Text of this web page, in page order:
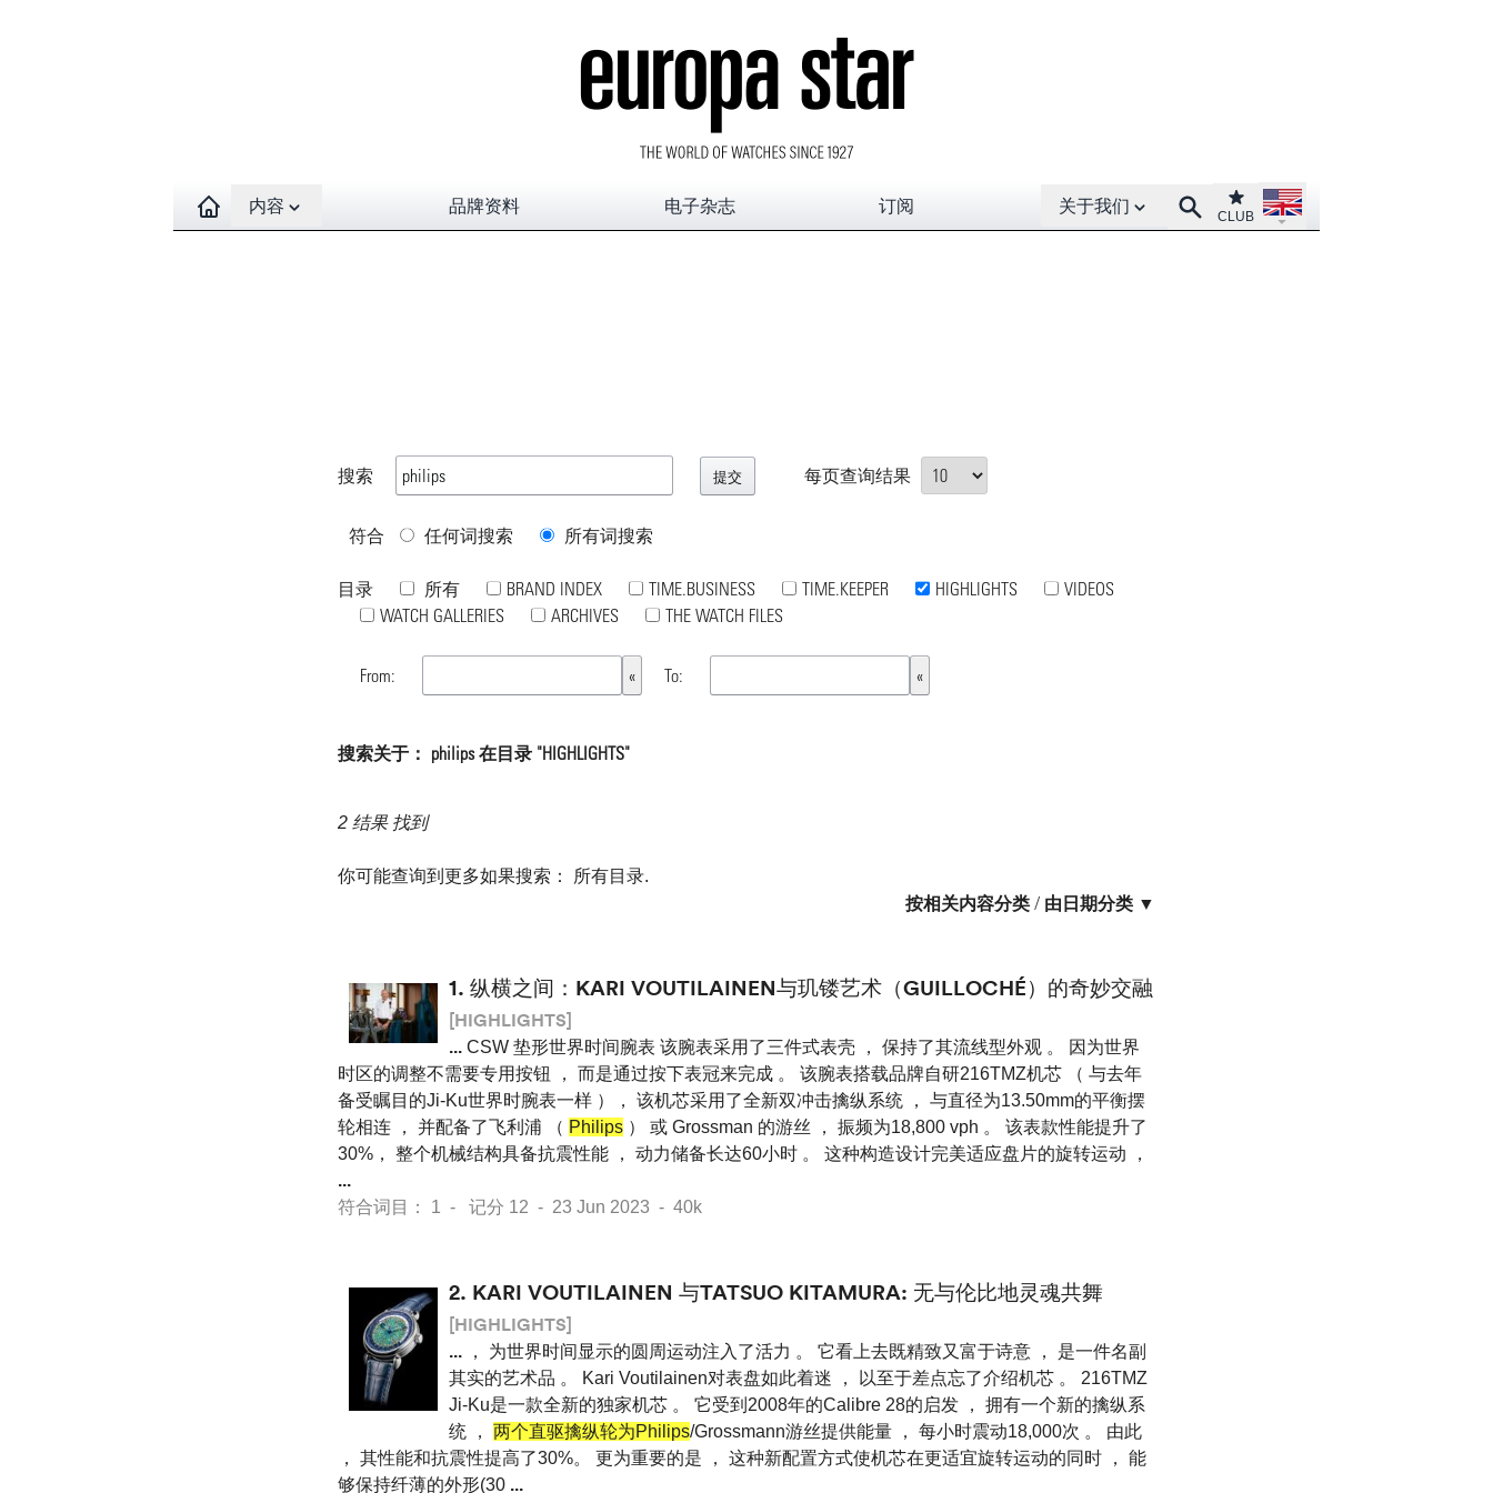
Open contents menu
内容 品牌资料 电子杂志 订阅
Open About menu
关于我们 SearchClub
CLUB
Open language menu
搜索 每页查询结果
符合 任何词搜索 所有词搜索
目录 所有 BRAND INDEX TIME.BUSINESS TIME.KEEPER HIGHLIGHTS
VIDEOS
WATCH GALLERIES
ARCHIVES THE WATCH FILES
From: To:
搜索关于： philips 在目录 "HIGHLIGHTS"
2 结果 找到
你可能查询到更多如果搜索： 所有目录.
按相关内容分类 / 由日期分类 ▼
1. 纵横之间：KARI VOUTILAINEN与玑镂艺术（GUILLOCHÉ）的奇妙交融
[HIGHLIGHTS]
... CSW 垫形世界时间腕表 该腕表采用了三件式表壳 ， 保持了其流线型外观 。 因为世界
时区的调整不需要专用按钮 ， 而是通过按下表冠来完成 。 该腕表搭载品牌自研216TMZ机芯 （ 与去年
备受瞩目的Ji-Ku世界时腕表一样 ）， 该机芯采用了全新双冲击擒纵系统 ， 与直径为13.50mm的平衡摆
轮相连 ， 并配备了飞利浦 （ Philips ） 或 Grossman 的游丝 ， 振频为18,800 vph 。 该表款性能提升了
30%， 整个机械结构具备抗震性能 ， 动力储备长达60小时 。 这种构造设计完美适应盘片的旋转运动 ，
...
符合词目： 1 - 记分 12 - 23 Jun 2023 - 40k
2. KARI VOUTILAINEN 与TATSUO KITAMURA: 无与伦比地灵魂共舞
[HIGHLIGHTS]
... ， 为世界时间显示的圆周运动注入了活力 。 它看上去既精致又富于诗意 ， 是一件名副
其实的艺术品 。 Kari Voutilainen对表盘如此着迷 ， 以至于差点忘了介绍机芯 。 216TMZ
Ji-Ku是一款全新的独家机芯 。 它受到2008年的Calibre 28的启发 ， 拥有一个新的擒纵系
统 ， 两个直驱擒纵轮为Philips/Grossmann游丝提供能量 ， 每小时震动18,000次 。 由此
， 其性能和抗震性提高了30%。 更为重要的是 ， 这种新配置方式使机芯在更适宜旋转运动的同时 ， 能
够保持纤薄的外形(30 ...